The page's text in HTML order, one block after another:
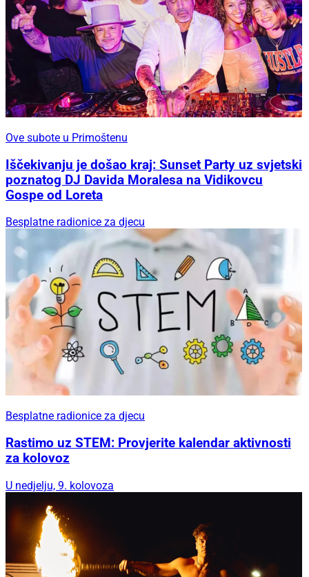
Ove subote u Primoštenu
Iščekivanju je došao kraj: Sunset Party uz svjetski
poznatog DJ Davida Moralesa na Vidikovcu
Gospe od Loreta
Besplatne radionice za djecu
Besplatne radionice za djecu
Rastimo uz STEM: Provjerite kalendar aktivnosti
za kolovoz
U nedjelju, 9. kolovoza